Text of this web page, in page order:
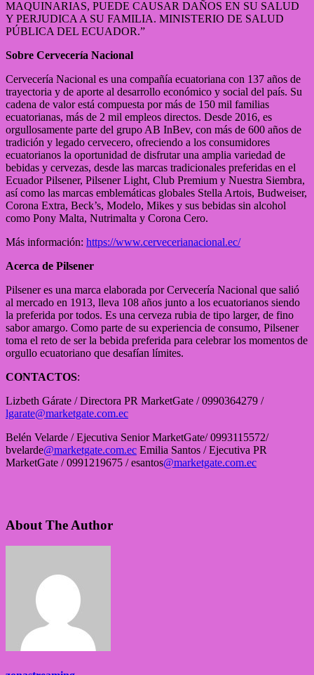
MAQUINARIAS, PUEDE CAUSAR DAÑOS EN SU SALUD
Y PERJUDICA A SU FAMILIA. MINISTERIO DE SALUD
PÚBLICA DEL ECUADOR.”
Sobre Cervecería Nacional
Cervecería Nacional es una compañía ecuatoriana con 137 años de
trayectoria y de aporte al desarrollo económico y social del país. Su
cadena de valor está compuesta por más de 150 mil familias
ecuatorianas, más de 2 mil empleos directos. Desde 2016, es
orgullosamente parte del grupo AB InBev, con más de 600 años de
tradición y legado cervecero, ofreciendo a los consumidores
ecuatorianos la oportunidad de disfrutar una amplia variedad de
bebidas y cervezas, desde las marcas tradicionales preferidas en el
Ecuador Pilsener, Pilsener Light, Club Premium y Nuestra Siembra,
así como las marcas emblemáticas globales Stella Artois, Budweiser,
Corona Extra, Beck’s, Modelo, Mikes y sus bebidas sin alcohol
como Pony Malta, Nutrimalta y Corona Cero.
Más información: https://www.cervecerianacional.ec/
Acerca de Pilsener
Pilsener es una marca elaborada por Cervecería Nacional que salió
al mercado en 1913, lleva 108 años junto a los ecuatorianos siendo
la preferida por todos. Es una cerveza rubia de tipo larger, de fino
sabor amargo. Como parte de su experiencia de consumo, Pilsener
toma el reto de ser la bebida preferida para celebrar los momentos de
orgullo ecuatoriano que desafían límites.
CONTACTOS:
Lizbeth Gárate / Directora PR MarketGate / 0990364279 /
lgarate@marketgate.com.ec
Belén Velarde / Ejecutiva Senior MarketGate/ 0993115572/
bvelarde@marketgate.com.ec Emilia Santos / Ejecutiva PR
MarketGate / 0991219675 / esantos@marketgate.com.ec
About The Author